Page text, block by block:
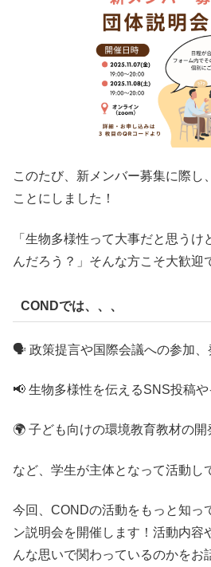
このたび、新メンバー募集に際し
ことにしました！
「生物多様性って大事だと思う
んだろう？」そんな方こそ大歓迎
CONDでは、、、
🗣️ 政策提言や国際会議への参加、
📢 生物多様性を伝えるSNS投稿
🌍 子ども向けの環境教育教材の開
など、学生が主体となって活動し
今回、CONDの活動をもっと知っ
ン説明会を開催します！活動内容
んな思いで関わっているのかをお